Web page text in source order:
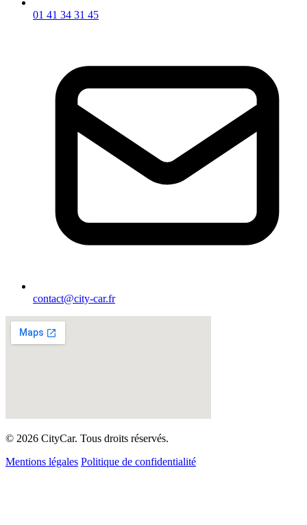
01 41 34 31 45
contact@city-car.fr
© 2026 CityCar. Tous droits réservés.
Mentions légales Politique de confidentialité